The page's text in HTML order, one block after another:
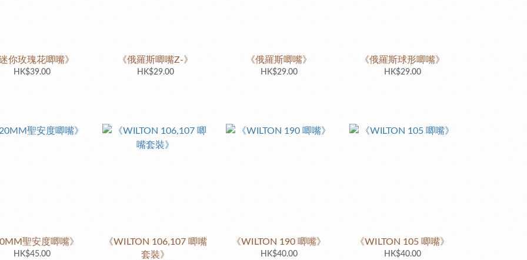
你玫瑰花唧嘴》
HK$39.00
《俄羅斯唧嘴Z-》
HK$29.00
《俄羅斯唧嘴》
HK$29.00
《俄羅斯球形唧嘴》
HK$29.00
聖安度唧嘴》
HK$45.00
《WILTON 106,107 唧嘴
套裝》
《WILTON 190 唧嘴》
HK$40.00
《WILTON 105 唧嘴》
HK$40.00